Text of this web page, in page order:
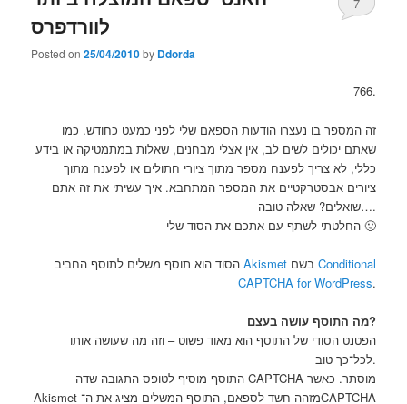
לוורדפרס
Posted on25/04/2010by Ddorda
7
766.
זה המספר בו נעצרו הודעות הספאם שלי לפני כמעט כחודש. כמו
שאתם יכולים לשים לב, אין אצלי מבחנים, שאלות במתמטיקה או בידע
כללי, לא צריך לפענח מספר מתוך ציורי חתולים או לפענח מתוך
ציורים אבסטרקטיים את המספר המתחבא. איך עשיתי את זה אתם
שואלים? שאלה טובה….
החלטתי לשתף עם אתכם את הסוד שלי 🙂
הסוד הוא תוסף משלים לתוסף החביב Akismet
Conditional
CAPTCHA for WordPress.
מה התוסף עושה בעצם?
הפטנט הסודי של התוסף הוא מאוד פשוט – וזה מה שעושה אותו
לכל־כך טוב.
התוסף מוסיף לטופס התגובה שדה CAPTCHA מוסתר. כאשר
Akismet מזהה חשד לספאם, התוסף המשלים מציג את ה־CAPTCHA